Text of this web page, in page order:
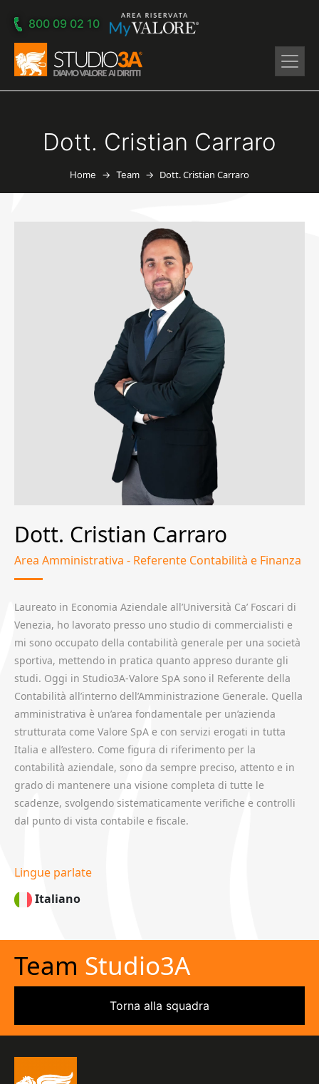
800 09 02 10
Dott. Cristian Carraro
Home → Team → Dott. Cristian Carraro
Dott. Cristian Carraro
Area Amministrativa - Referente Contabilità e Finanza
Laureato in Economia Aziendale all’Università Ca’ Foscari di
Venezia, ho lavorato presso uno studio di commercialisti e
mi sono occupato della contabilità generale per una società
sportiva, mettendo in pratica quanto appreso durante gli
studi. Oggi in Studio3A-Valore SpA sono il Referente della
Contabilità all’interno dell’Amministrazione Generale. Quella
amministrativa è un’area fondamentale per un’azienda
strutturata come Valore SpA e con servizi erogati in tutta
Italia e all’estero. Come figura di riferimento per la
contabilità aziendale, sono da sempre preciso, attento e in
grado di mantenere una visione completa di tutte le
scadenze, svolgendo sistematicamente verifiche e controlli
dal punto di vista contabile e fiscale.
Lingue parlate
Italiano
Team Studio3A
Torna alla squadra